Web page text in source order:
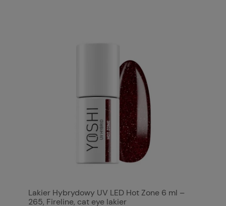
Lakier Hybrydowy UV LED Hot Zone 6 ml –
265, Fireline, cat eye lakier